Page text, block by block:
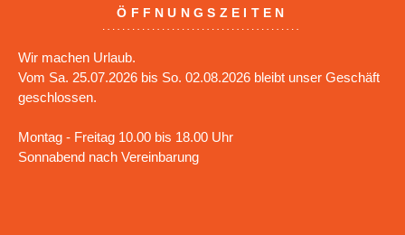
ÖFFNUNGSZEITEN
Wir machen Urlaub.
Vom Sa. 25.07.2026 bis So. 02.08.2026 bleibt unser Geschäft
geschlossen.
Montag - Freitag 10.00 bis 18.00 Uhr
Sonnabend nach Vereinbarung